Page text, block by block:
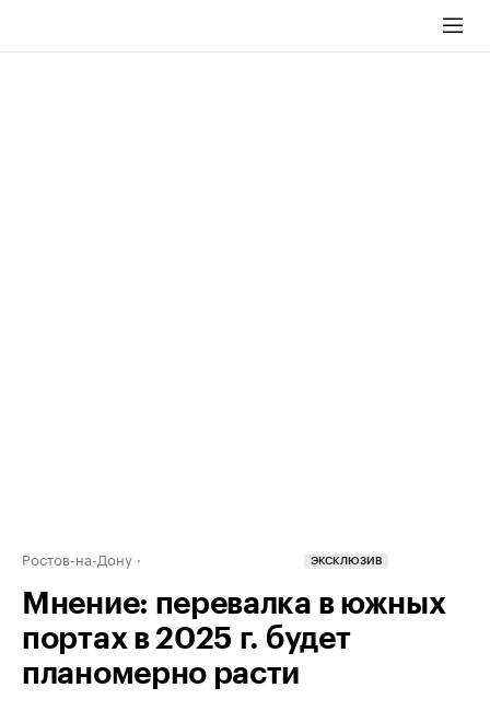
Ростов-на-Дону ЭКСКЛЮЗИВ
Мнение: перевалка в южных
портах в 2025 г. будет
планомерно расти